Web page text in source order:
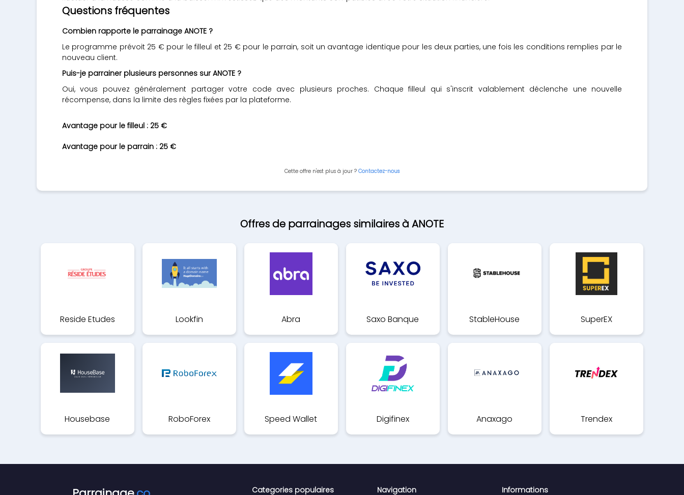
Questions fréquentes
Combien rapporte le parrainage ANOTE ?
Le programme prévoit 25 € pour le filleul et 25 € pour le parrain, soit un avantage identique pour les deux parties, une fois les conditions remplies par le
nouveau client.
Puis-je parrainer plusieurs personnes sur ANOTE ?
Oui, vous pouvez généralement partager votre code avec plusieurs proches. Chaque filleul qui s'inscrit valablement déclenche une nouvelle
récompense, dans la limite des règles fixées par la plateforme.
Avantage pour le filleul : 25 €
Avantage pour le parrain : 25 €
Cette offre n'est plus à jour ? Contactez-nous
Offres de parrainages similaires à ANOTE
Reside Etudes Lookfin Abra Saxo Banque StableHouse SuperEX
Housebase RoboForex Speed Wallet Digifinex Anaxago Trendex
Categories populaires Navigation Informations